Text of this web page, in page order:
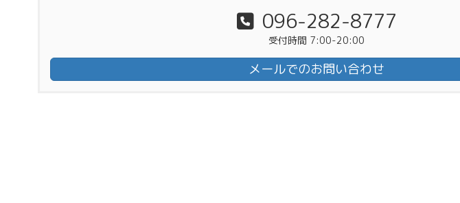
096-282-8777
受付時間 7:00-20:00
メールでのお問い合わせ